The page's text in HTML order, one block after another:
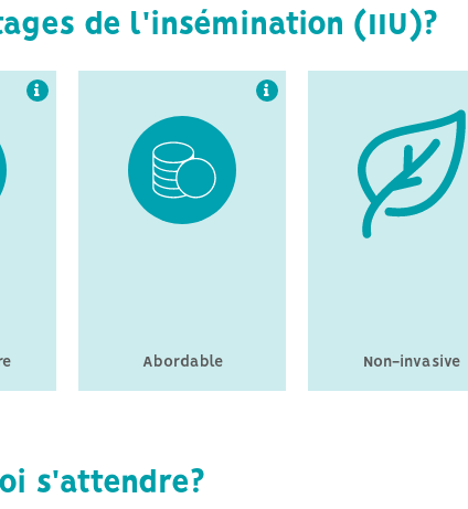
de l'insémination (IIU)?
Abordable Non-invasive
s'attendre?